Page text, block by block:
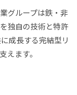
グループは鉄・非
独自の技術と特許
成長する完結型リ
えます。